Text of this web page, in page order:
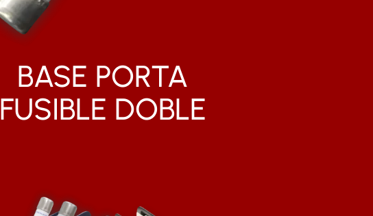
BASE PORTA
FUSIBLE DOBLE